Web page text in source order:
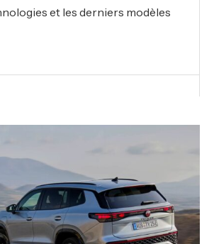
et les derniers modèles